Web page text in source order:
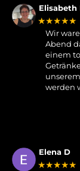
Elisabeth
★★★★★
Wir
Abend
einem
werden
Elena D
★★★★★